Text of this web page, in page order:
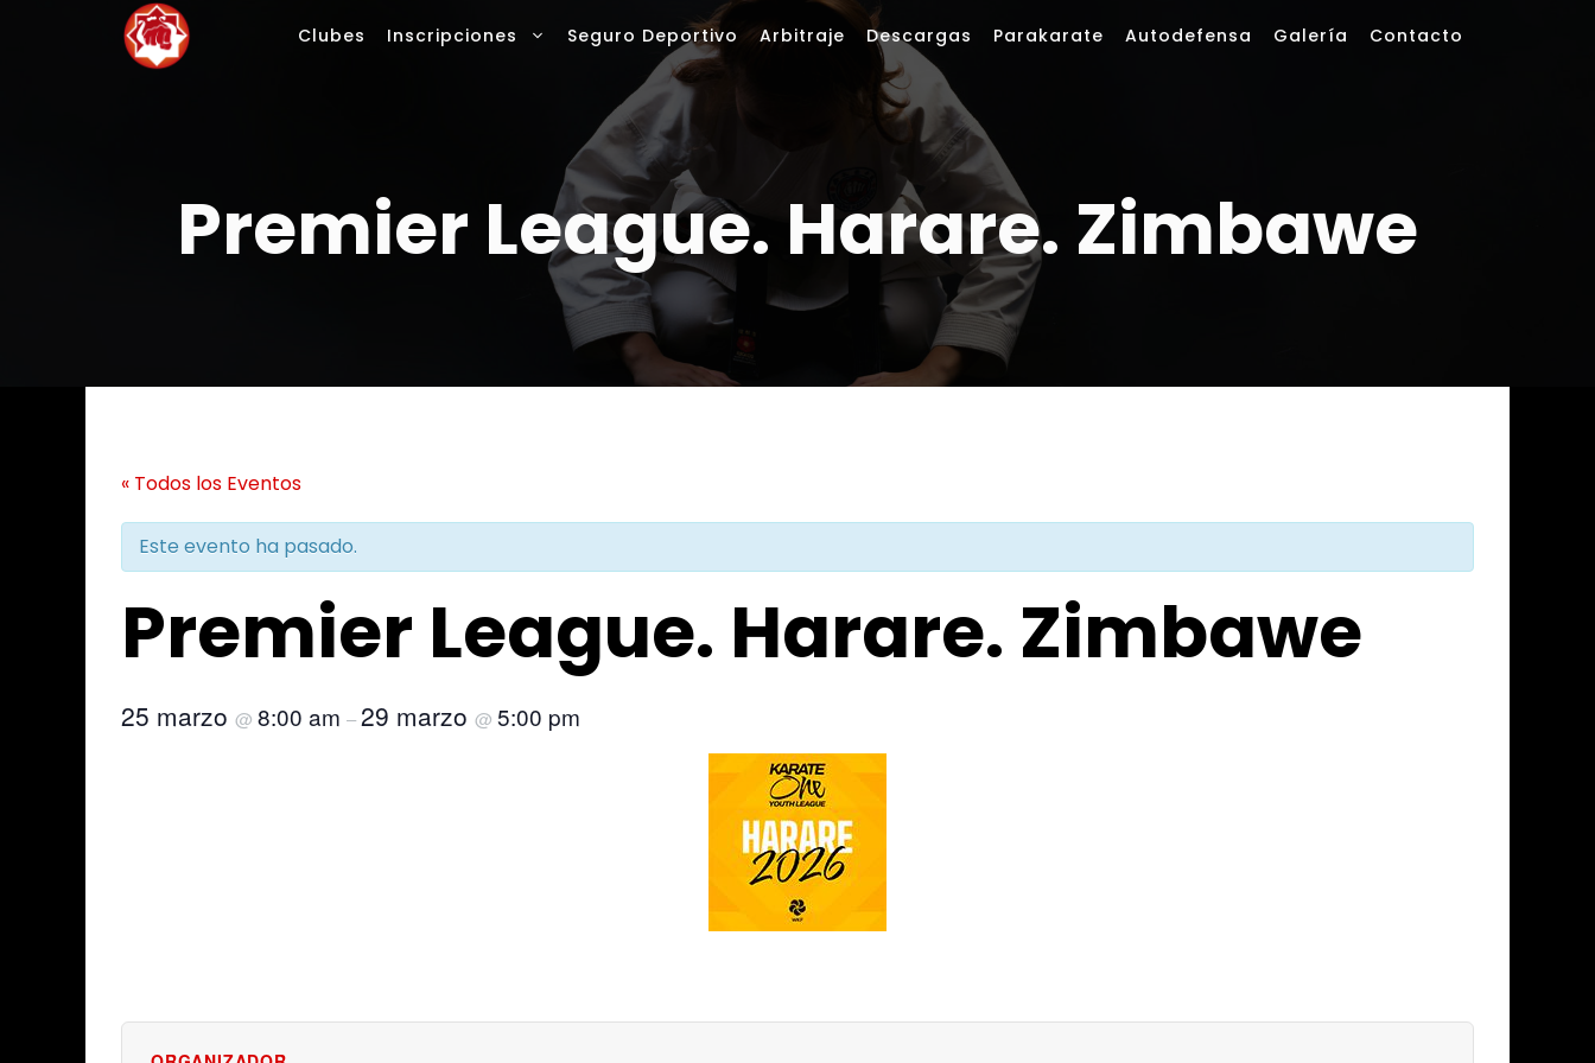
Clubes Inscripciones Seguro Deportivo Arbitraje Descargas Parakarate Autodefensa Galería Contacto
Premier League. Harare. Zimbawe
« Todos los Eventos
Este evento ha pasado.
Premier League. Harare. Zimbawe
25 marzo @ 8:00 am –29 marzo @ 5:00 pm